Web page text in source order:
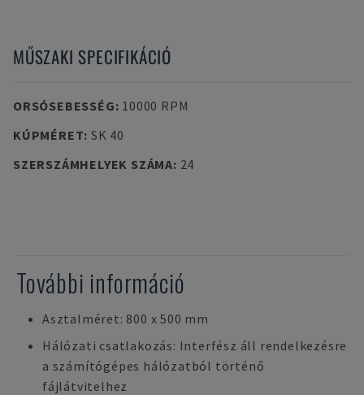
MŰSZAKI SPECIFIKÁCIÓ
ORSÓSEBESSÉG: 10000 RPM
KÚPMÉRET: SK 40
SZERSZÁMHELYEK SZÁMA: 24
További információ
Asztalméret: 800 x 500 mm
Hálózati csatlakozás: Interfész áll rendelkezésre
a számítógépes hálózatból történő
fájlátvitelhez